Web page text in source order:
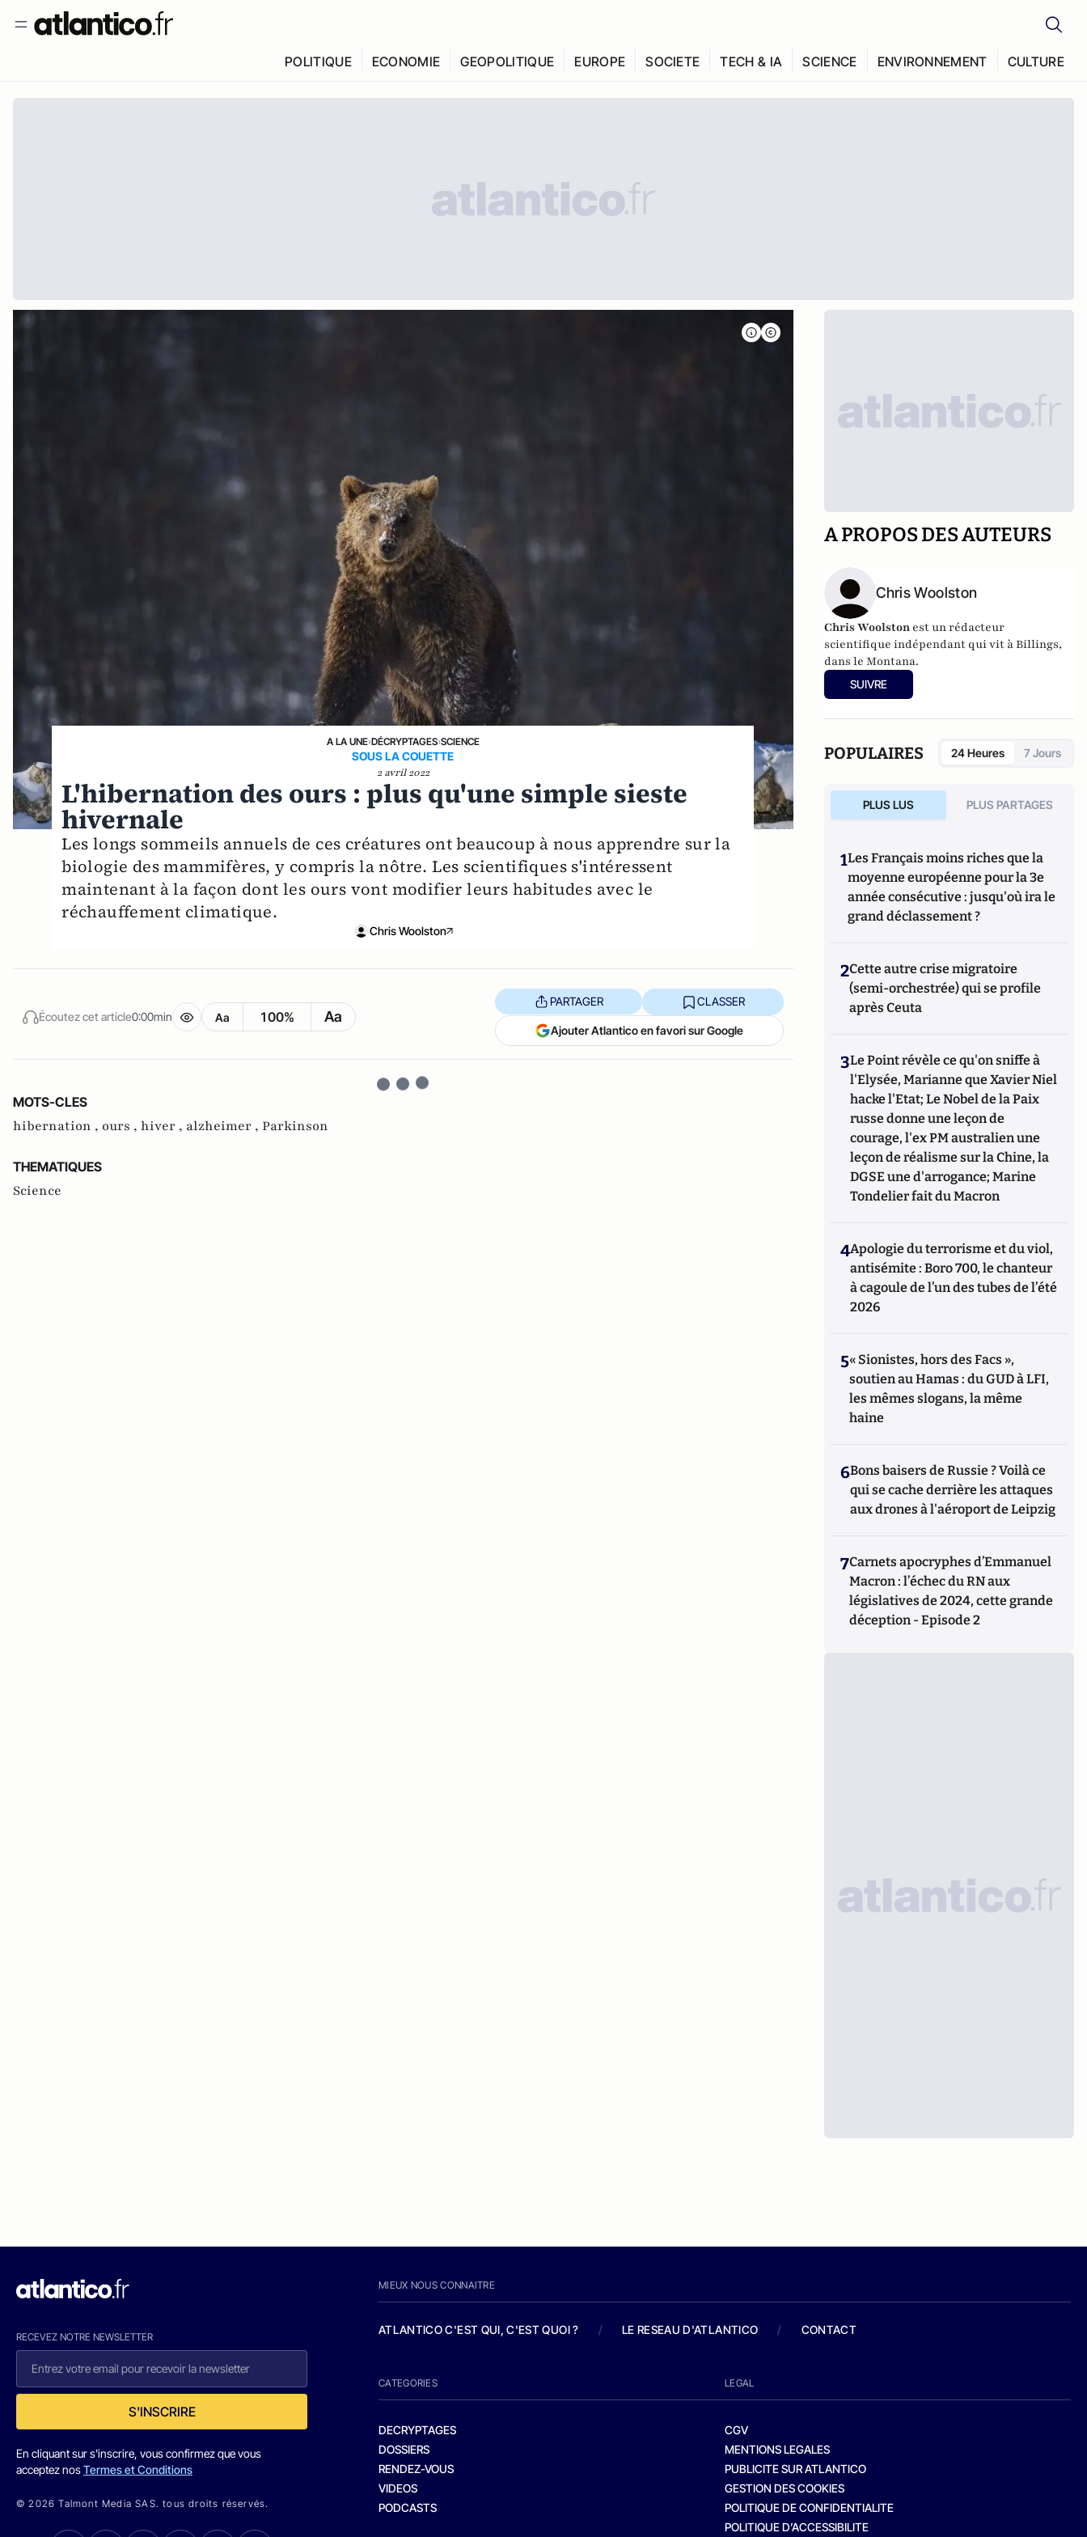
POLITIQUE ECONOMIE GEOPOLITIQUE EUROPE SOCIETE TECH & IA SCIENCE ENVIRONNEMENT CULTURE
A LA UNE›DÉCRYPTAGES›SCIENCE
SOUS LA COUETTE
2 avril 2022
L'hibernation des ours : plus qu'une simple sieste
hivernale
Les longs sommeils annuels de ces créatures ont beaucoup à nous apprendre sur la
biologie des mammifères, y compris la nôtre. Les scientifiques s'intéressent
maintenant à la façon dont les ours vont modifier leurs habitudes avec le
réchauffement climatique.
Chris Woolston
Écoutez cet article0:00min Aa 100% Aa
PARTAGER CLASSER
Ajouter Atlantico en favori sur Google
MOTS-CLES
hibernation , ours , hiver , alzheimer , Parkinson
THEMATIQUES
Science
A PROPOS DES AUTEURS
Chris Woolston
Chris Woolston est un rédacteur
scientifique indépendant qui vit à Billings,
dans le Montana.
SUIVRE
POPULAIRES 24 Heures 7 Jours
PLUS LUS PLUS PARTAGES
1Les Français moins riches que la
moyenne européenne pour la 3e
année consécutive : jusqu'où ira le
grand déclassement ?
2Cette autre crise migratoire
(semi-orchestrée) qui se profile
après Ceuta
3Le Point révèle ce qu'on sniffe à
l'Elysée, Marianne que Xavier Niel
hacke l'Etat; Le Nobel de la Paix
russe donne une leçon de
courage, l'ex PM australien une
leçon de réalisme sur la Chine, la
DGSE une d'arrogance; Marine
Tondelier fait du Macron
4Apologie du terrorisme et du viol,
antisémite : Boro 700, le chanteur
à cagoule de l’un des tubes de l’été
2026
5« Sionistes, hors des Facs »,
soutien au Hamas : du GUD à LFI,
les mêmes slogans, la même
haine
6Bons baisers de Russie ? Voilà ce
qui se cache derrière les attaques
aux drones à l'aéroport de Leipzig
7Carnets apocryphes d’Emmanuel
Macron : l’échec du RN aux
législatives de 2024, cette grande
déception - Episode 2
RECEVEZ NOTRE NEWSLETTER
S'INSCRIRE
En cliquant sur s'inscrire, vous confirmez que vous
acceptez nosTermes et Conditions
© 2026 Talmont Media SAS. tous droits réservés.
MIEUX NOUS CONNAITRE
ATLANTICO C'EST QUI, C'EST QUOI ? / LE RESEAU D'ATLANTICO / CONTACT
CATEGORIES
DECRYPTAGES
DOSSIERS
RENDEZ-VOUS
VIDEOS
PODCASTS
LEGAL
CGV
MENTIONS LEGALES
PUBLICITE SUR ATLANTICO
GESTION DES COOKIES
POLITIQUE DE CONFIDENTIALITE
POLITIQUE D’ACCESSIBILITE